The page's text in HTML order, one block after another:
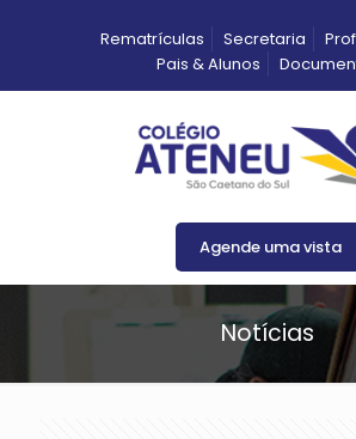
Rematrículas Secretaria
Pais & Alunos
Agende uma vista
Notícias